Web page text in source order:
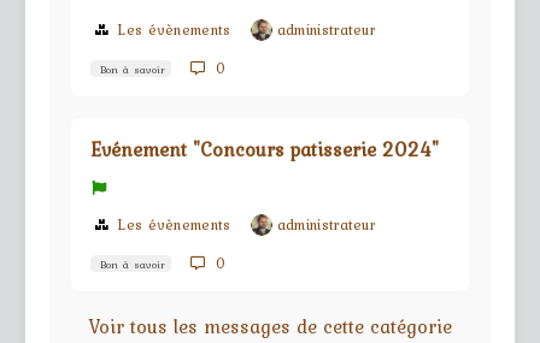
Les évènements administrateur
Bon à savoir 0
Evénement "Concours patisserie 2024"
Les évènements administrateur
Bon à savoir 0
Voir tous les messages de cette catégorie